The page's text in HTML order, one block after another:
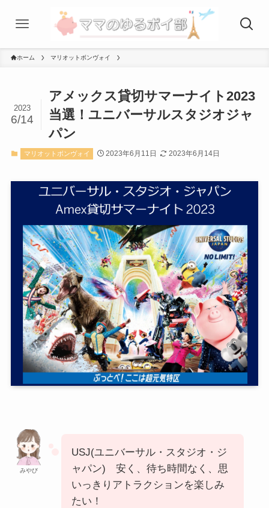
ホーム マリオットボンヴォイ
アメックス貸切サマーナイト2023
当選！ユニバーサルスタジオジャ
パン
2023
6/14
マリオットボンヴォイ 2023年6月11日 2023年6月14日
みやび
USJ(ユニバーサル・スタジオ・ジ
ャパン) 安く、待ち時間なく、思
いっきりアトラクションを楽しみ
たい！